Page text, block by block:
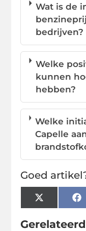
Wat is de
bedrijven?
Welke
kunnen
hebben?
Welke
Capelle
Goed
X
(Twitter)